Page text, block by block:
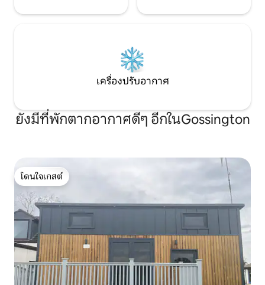
เครื่องปรับอากาศ
ยังมีที่พักตากอากาศดีๆ อีกในGossington
โดนใจเกสต์
โดนใจเกสต์